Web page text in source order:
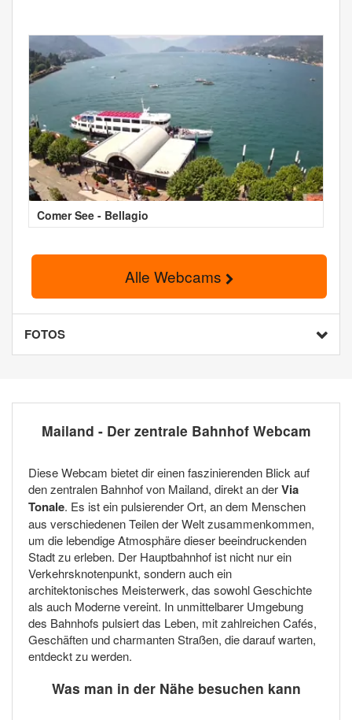
Comer See - Bellagio
Alle Webcams
FOTOS
Mailand - Der zentrale Bahnhof Webcam
Diese Webcam bietet dir einen faszinierenden Blick auf
den zentralen Bahnhof von Mailand, direkt an derVia
Tonale. Es ist ein pulsierender Ort, an dem Menschen
aus verschiedenen Teilen der Welt zusammenkommen,
um die lebendige Atmosphäre dieser beeindruckenden
Stadt zu erleben. Der Hauptbahnhof ist nicht nur ein
Verkehrsknotenpunkt, sondern auch ein
architektonisches Meisterwerk, das sowohl Geschichte
als auch Moderne vereint. In unmittelbarer Umgebung
des Bahnhofs pulsiert das Leben, mit zahlreichen Cafés,
Geschäften und charmanten Straßen, die darauf warten,
entdeckt zu werden.
Was man in der Nähe besuchen kann